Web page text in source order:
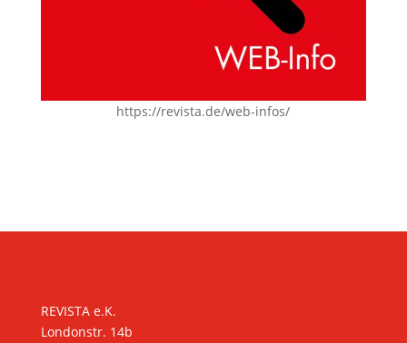
https://revista.de/web-infos/
REVISTA e.K.
Londonstr. 14b